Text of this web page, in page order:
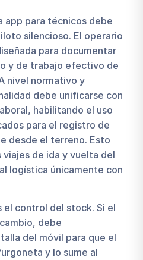
app para técnicos debe
silencioso. El operario
para documentar
y de trabajo efectivo de
nivel normativo y
debe unificarse con
habilitando el uso
para el registro de
desde el terreno. Esto
de ida y vuelta del
logística únicamente con
el control del stock. Si el
debe
del móvil para que el
y lo sume al